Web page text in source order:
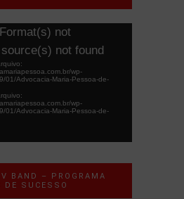
not
not found
wp-
01/Advocacia-Maria-Pessoa-de-
wp-
01/Advocacia-Maria-Pessoa-de-
BAND – PROGRAMA
DE SUCESSO